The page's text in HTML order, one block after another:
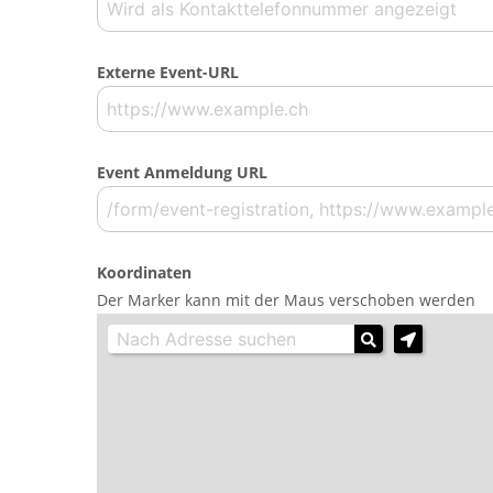
Externe Event-URL
Event Anmeldung URL
Koordinaten
Der Marker kann mit der Maus verschoben werden